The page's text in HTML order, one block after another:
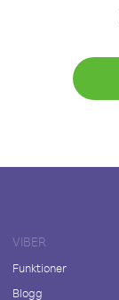
VIBER
Funktioner
Blogg